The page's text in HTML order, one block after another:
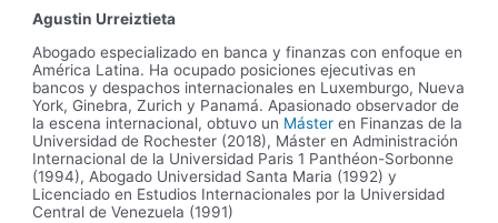
Agustin Urreiztieta
Abogado especializado en banca y finanzas con enfoque en
América Latina. Ha ocupado posiciones ejecutivas en
bancos y despachos internacionales en Luxemburgo, Nueva
York, Ginebra, Zurich y Panamá. Apasionado observador de
la escena internacional, obtuvo un Máster en Finanzas de la
Universidad de Rochester (2018), Máster en Administración
Internacional de la Universidad Paris 1 Panthéon-Sorbonne
(1994), Abogado Universidad Santa Maria (1992) y
Licenciado en Estudios Internacionales por la Universidad
Central de Venezuela (1991)